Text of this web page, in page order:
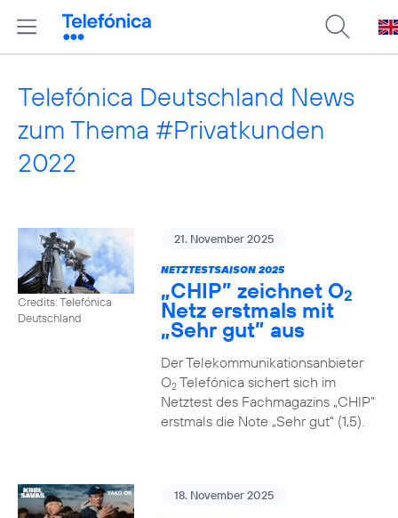
Telefónica Deutschland News
zum Thema #Privatkunden
2022
Credits: Telefónica
Deutschland
21. November 2025
NETZTESTSAISON 2025
„CHIP” zeichnet O2
Netz erstmals mit
„Sehr gut” aus
Der Telekommunikationsanbieter
O2Telefónica sichert sich im
Netztest des Fachmagazins „CHIP”
erstmals die Note „Sehr gut“ (1,5).
18. November 2025